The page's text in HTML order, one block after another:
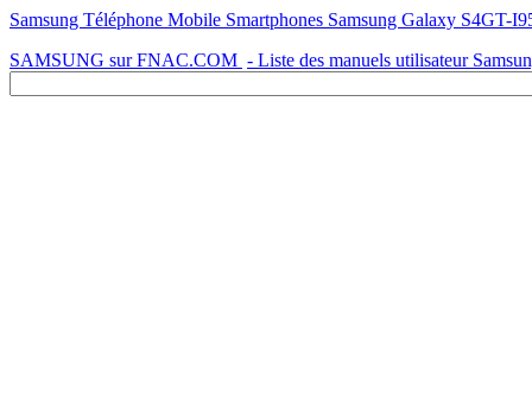
Samsung Téléphone Mobile Smartphones Samsung Galaxy S4GT-
SAMSUNG sur FNAC.COM - Liste des manuels utilisateur